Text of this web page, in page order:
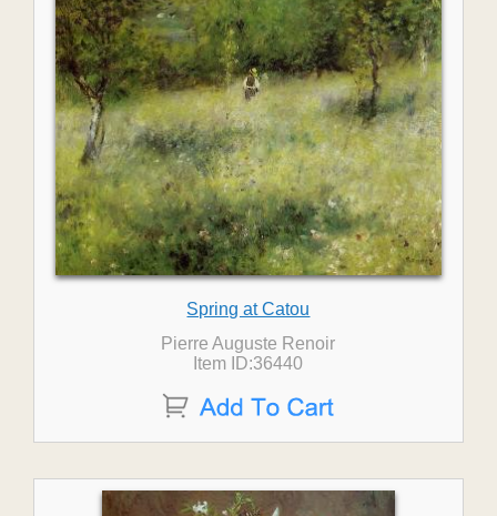
Spring at Catou
Pierre Auguste Renoir
Item ID:36440